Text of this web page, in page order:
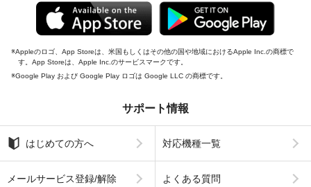
Appleのロゴ、App Storeは、米国もしくはその他の国や地域におけるApple Inc.の商標で
す。App Storeは、Apple Inc.のサービスマークです。
Google Play および Google Play ロゴは Google LLC の商標です。
サポート情報
はじめての方へ 対応機種一覧
メールサービス登録/解除 よくある質問